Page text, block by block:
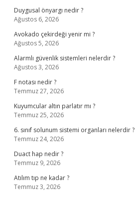
Duygusal önyargı nedir ?
Ağustos 6, 2026
Avokado çekirdeği yenir mi ?
Ağustos 5, 2026
Alarmlı güvenlik sistemleri nelerdir ?
Ağustos 3, 2026
F notası nedir ?
Temmuz 27, 2026
Kuyumcular altın parlatır mı ?
Temmuz 25, 2026
6. sınıf solunum sistemi organları nelerdir ?
Temmuz 24, 2026
Duact hap nedir ?
Temmuz 9, 2026
Atılım tıp ne kadar ?
Temmuz 3, 2026